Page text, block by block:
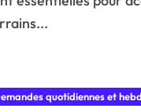
quotidiennes et